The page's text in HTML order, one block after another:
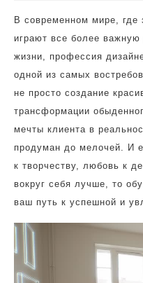
В современном мире, где
играют все более
жизни, профессия
одной из самых
не просто создание
трансформации
мечты клиента в
продуман до мелочей. И
к творчеству, любовь к
вокруг себя лучше, то
ваш путь к успешной и